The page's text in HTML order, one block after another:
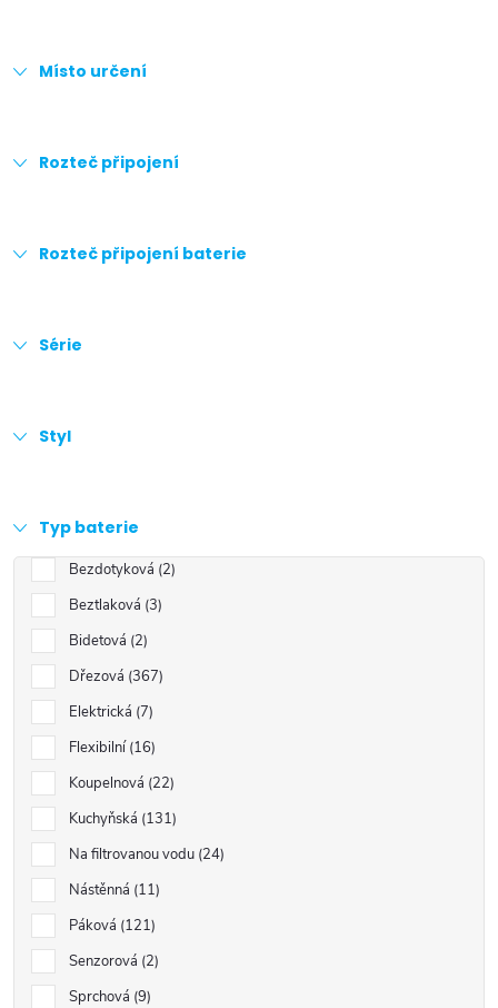
Místo určení
Rozteč připojení
Rozteč připojení baterie
Série
Styl
Typ baterie
Bezdotyková 2
Beztlaková 3
Bidetová 2
Dřezová 367
Elektrická 7
Flexibilní 16
Koupelnová 22
Kuchyňská 131
Na filtrovanou vodu 24
Nástěnná 11
Páková 121
Senzorová 2
Sprchová 9